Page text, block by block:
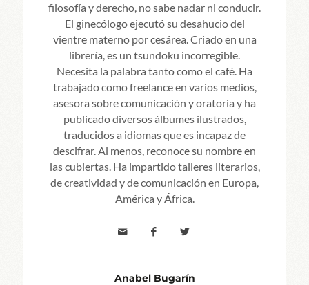
filosofía y derecho, no sabe nadar ni conducir.
El ginecólogo ejecutó su desahucio del
vientre materno por cesárea. Criado en una
librería, es un tsundoku incorregible.
Necesita la palabra tanto como el café. Ha
trabajado como freelance en varios medios,
asesora sobre comunicación y oratoria y ha
publicado diversos álbumes ilustrados,
traducidos a idiomas que es incapaz de
descifrar. Al menos, reconoce su nombre en
las cubiertas. Ha impartido talleres literarios,
de creatividad y de comunicación en Europa,
América y África.
Anabel Bugarín